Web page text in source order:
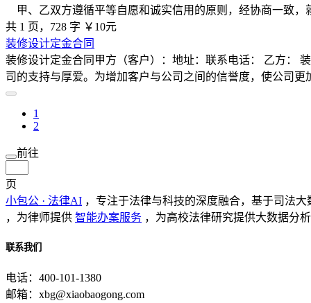
甲、乙双方遵循平等自愿和诚实信用的原则，经协商一致，
共 1 页，728 字 ￥10元
装修设计定金合同
装修设计定金合同甲方（客户）：地址：联系电话： 乙方：
司的支持与厚爱。为增加客户与公司之间的信誉度，使公司更
1
2
前往
页
小包公 · 法律AI ，专注于法律与科技的深度融合，基于司法
，为律师提供 智能办案服务 ，为高校法律研究提供大数据分
联系我们
电话：400-101-1380
邮箱：xbg@xiaobaogong.com